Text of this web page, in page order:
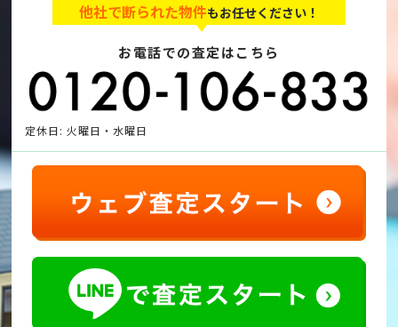
他社で断られた物件もお任せください！
お電話での査定はこちら
定休日: 火曜日・水曜日